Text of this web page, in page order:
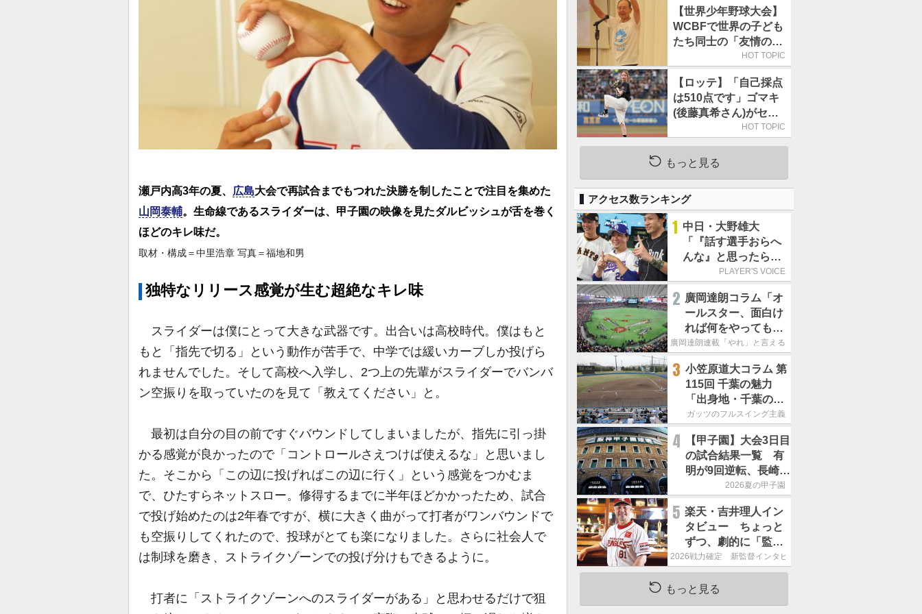
瀬戸内高3年の夏、 広島大会で再試合までもつれた決勝を制したことで注目を集めた
山岡泰輔。生命線であるスライダーは、甲子園の映像を見たダルビッシュが舌を巻く
ほどのキレ味だ。
取材・構成＝中里浩章 写真＝福地和男
独特なリリース感覚が生む超絶なキレ味
スライダーは僕にとって大きな武器です。出合いは高校時代。僕はもと
もと「指先で切る」という動作が苦手で、中学では緩いカーブしか投げら
れませんでした。そして高校へ入学し、2つ上の先輩がスライダーでバンバ
ン空振りを取っていたのを見て「教えてください」と。
最初は自分の目の前ですぐバウンドしてしまいましたが、指先に引っ掛
かる感覚が良かったので「コントロールさえつけば使えるな」と思いまし
た。そこから「この辺に投げればこの辺に行く」という感覚をつかむま
で、ひたすらネットスロー。修得するまでに半年ほどかかったため、試合
で投げ始めたのは2年春ですが、横に大きく曲がって打者がワンバウンドで
も空振りしてくれたので、投球がとても楽になりました。さらに社会人で
は制球を磨き、ストライクゾーンでの投げ分けもできるように。
打者に「ストライクゾーンへのスライダーがある」と思わせるだけで狙
【世界少年野球大会】
WCBFで世界の子ども
たち同士の「友情の
輪」が広がる理由HOT TOPIC
【ロッテ】「自己採点
は510点です」ゴマキ
(後藤真希さん)がセレ
モニアルピッチHOT TOPIC
もっと見る
アクセス数ランキング
1 中日・大野雄大
「『話す選手おらへ
んな』と思ったら坂
本勇人が来た！」／
PLAYER'S VOICE
2 廣岡達朗コラム「オ
ールスター、面白け
れば何をやってもい
いという発想は大間
廣岡達朗連載「やれ」と言える信念
3 小笠原道大コラム 第
115回 千葉の魅力
「出身地・千葉の話
の続き。昔から野球
す」
ガッツのフルスイング主義
4
【甲子園】大会3日目
の試合結果一覧 有
明が9回逆転、長崎日
大は15得点で大勝
2026夏の甲子園
5 楽天・吉井理人イン
タビュー ちょっと
ずつ、劇的に「監督
が代わると何もかも
が変わるというの
は、チームにとって
2026戦力確定 新監督インタビュー
もっと見る